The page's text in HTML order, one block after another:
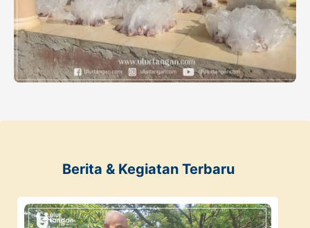
Berita & Kegiatan Terbaru